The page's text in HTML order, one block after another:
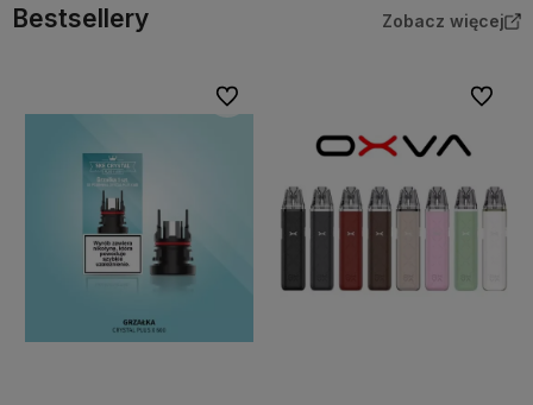
Bestsellery Zobacz więcej
Do ulubionych Do